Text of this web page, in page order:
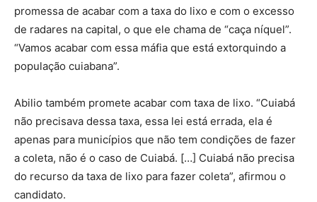
promessa de acabar com a taxa do lixo e com o excesso
de radares na capital, o que ele chama de “caça níquel”.
“Vamos acabar com essa máfia que está extorquindo a
população cuiabana”.
Abilio também promete acabar com taxa de lixo. “Cuiabá
não precisava dessa taxa, essa lei está errada, ela é
apenas para municípios que não tem condições de fazer
a coleta, não é o caso de Cuiabá. […] Cuiabá não precisa
do recurso da taxa de lixo para fazer coleta”, afirmou o
candidato.